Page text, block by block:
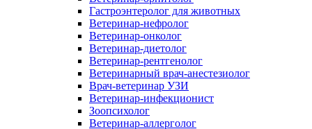
Гастроэнтеролог для животных
Ветеринар-нефролог
Ветеринар-онколог
Ветеринар-диетолог
Ветеринар-рентгенолог
Ветеринарный врач-анестезиолог
Врач-ветеринар УЗИ
Ветеринар-инфекционист
Зоопсихолог
Ветеринар-аллерголог